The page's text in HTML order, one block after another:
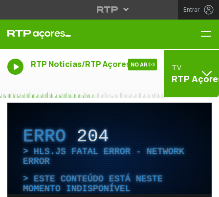
Entrar
RTP Noticias/RTP Açores NO AR TV
RTP
ERRO204
HLS.JS FATAL ERROR - NETWORK
ERROR
ESTE CONTEÚDO ESTÁ NESTE
MOMENTO INDISPONÍVEL